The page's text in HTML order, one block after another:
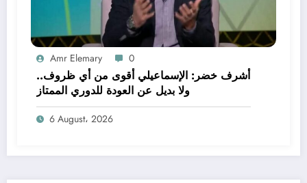
Amr Elemary 0
أشرف خضر: الإسماعيلي أقوى من أي ظروف..
ولا بديل عن العودة للدوري الممتاز
6 August، 2026